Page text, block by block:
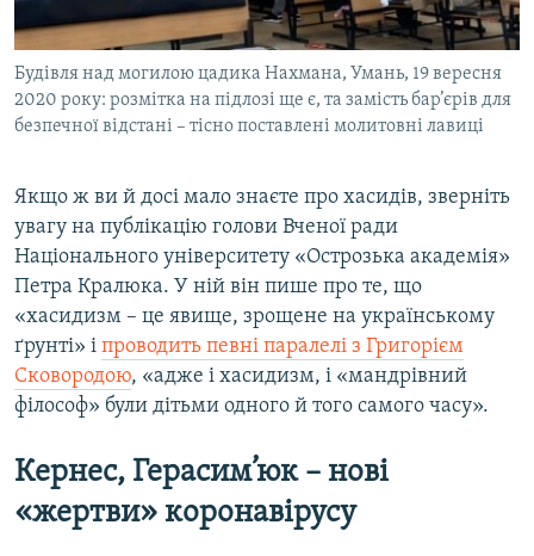
Будівля над могилою цадика Нахмана, Умань, 19 вересня
2020 року: розмітка на підлозі ще є, та замість бар’єрів для
безпечної відстані – тісно поставлені молитовні лавиці
Якщо ж ви й досі мало знаєте про хасидів, зверніть
увагу на публікацію голови Вченої ради
Національного університету «Острозька академія»
Петра Кралюка. У ній він пише про те, що
«хасидизм – це явище, зрощене на українському
ґрунті» і проводить певні паралелі з Григорієм
Сковородою, «адже і хасидизм, і «мандрівний
філософ» були дітьми одного й того самого часу».
Кернес, Герасим’юк – нові
«жертви» коронавірусу